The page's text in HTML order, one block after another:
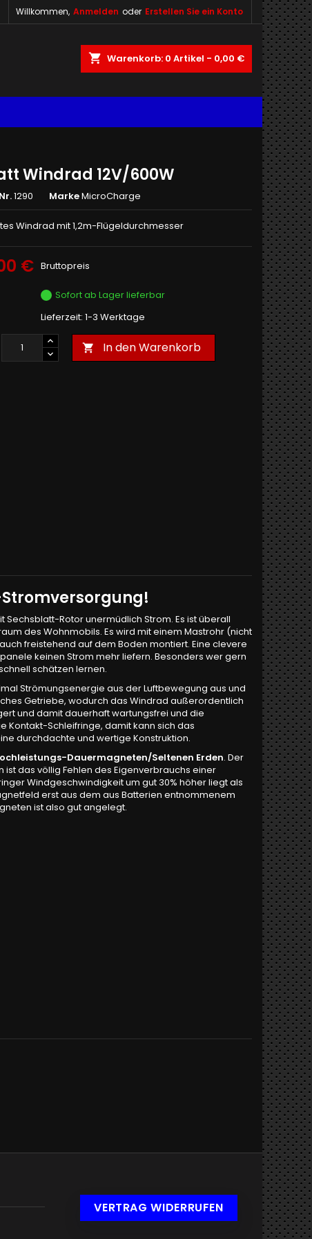
Willkommen, Anmelden oder Erstellen Sie ein Konto
shopping_cart Warenkorb: 0 Artikel - 0,00 €
Windrad 12V/600W
1290 MarkeMicroCharge
Windrad mit 1,2m-Flügeldurchmesser
€ Bruttopreis
Sofort ab Lager lieferbar
Lieferzeit: 1-3 Werktage
 In den Warenkorb
Rotor unermüdlich Strom. Es ist überall
des Wohnmobils. Es wird mit einem Mastrohr (nicht
freistehend auf dem Boden montiert. Eine clevere
keinen Strom mehr liefern. Besonders wer gern
schätzen lernen.
Strömungsenergie aus der Luftbewegung aus und
Getriebe, wodurch das Windrad außerordentlich
und damit dauerhaft wartungsfrei und die
Kontakt-Schleifringe, damit kann sich das
durchdachte und wertige Konstruktion.
Dauermagneten/Seltenen Erden. Der
das völlig Fehlen des Eigenverbrauchs einer
Windgeschwindigkeit um gut 30% höher liegt als
erst aus dem aus Batterien entnommenem
ist also gut angelegt.
VERTRAG WIDERRUFEN